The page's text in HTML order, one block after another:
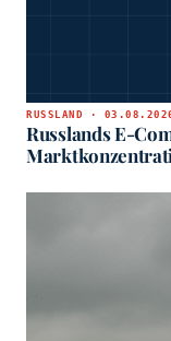
RUSSLAND ·
Russlands E-